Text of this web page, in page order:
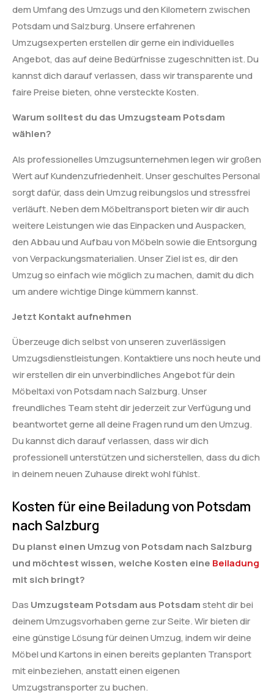
dem Umfang des Umzugs und den Kilometern zwischen
Potsdam und Salzburg. Unsere erfahrenen
Umzugsexperten erstellen dir gerne ein individuelles
Angebot, das auf deine Bedürfnisse zugeschnitten ist. Du
kannst dich darauf verlassen, dass wir transparente und
faire Preise bieten, ohne versteckte Kosten.
Warum solltest du das Umzugsteam Potsdam
wählen?
Als professionelles Umzugsunternehmen legen wir großen
Wert auf Kundenzufriedenheit. Unser geschultes Personal
sorgt dafür, dass dein Umzug reibungslos und stressfrei
verläuft. Neben dem Möbeltransport bieten wir dir auch
weitere Leistungen wie das Einpacken und Auspacken,
den Abbau und Aufbau von Möbeln sowie die Entsorgung
von Verpackungsmaterialien. Unser Ziel ist es, dir den
Umzug so einfach wie möglich zu machen, damit du dich
um andere wichtige Dinge kümmern kannst.
Jetzt Kontakt aufnehmen
Überzeuge dich selbst von unseren zuverlässigen
Umzugsdienstleistungen. Kontaktiere uns noch heute und
wir erstellen dir ein unverbindliches Angebot für dein
Möbeltaxi von Potsdam nach Salzburg. Unser
freundliches Team steht dir jederzeit zur Verfügung und
beantwortet gerne all deine Fragen rund um den Umzug.
Du kannst dich darauf verlassen, dass wir dich
professionell unterstützen und sicherstellen, dass du dich
in deinem neuen Zuhause direkt wohl fühlst.
Kosten für eine Beiladung von Potsdam
nach Salzburg
Du planst einen Umzug von Potsdam nach Salzburg
und möchtest wissen, welche Kosten eine Beiladung
mit sich bringt?
Das Umzugsteam Potsdam aus Potsdamsteht dir bei
deinem Umzugsvorhaben gerne zur Seite. Wir bieten dir
eine günstige Lösung für deinen Umzug, indem wir deine
Möbel und Kartons in einen bereits geplanten Transport
mit einbeziehen, anstatt einen eigenen
Umzugstransporter zu buchen.